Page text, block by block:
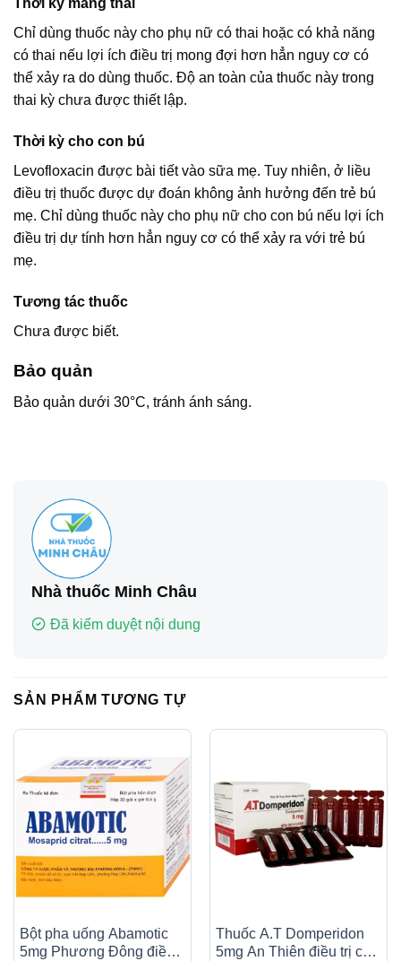
Thời kỳ mang thai
Chỉ dùng thuốc này cho phụ nữ có thai hoặc có khả năng
có thai nếu lợi ích điều trị mong đợi hơn hẳn nguy cơ có
thể xảy ra do dùng thuốc. Độ an toàn của thuốc này trong
thai kỳ chưa được thiết lập.
Thời kỳ cho con bú
Levofloxacin được bài tiết vào sữa mẹ. Tuy nhiên, ở liều
điều trị thuốc được dự đoán không ảnh hưởng đến trẻ bú
mẹ. Chỉ dùng thuốc này cho phụ nữ cho con bú nếu lợi ích
điều trị dự tính hơn hẳn nguy cơ có thể xảy ra với trẻ bú
mẹ.
Tương tác thuốc
Chưa được biết.
Bảo quản
Bảo quản dưới 30°C, tránh ánh sáng.
Nhà thuốc Minh Châu
Đã kiểm duyệt nội dung
SẢN PHẨM TƯƠNG TỰ
Bột pha uống Abamotic
5mg Phương Đông điều
Thuốc A.T Domperidon
5mg An Thiên điều trị các